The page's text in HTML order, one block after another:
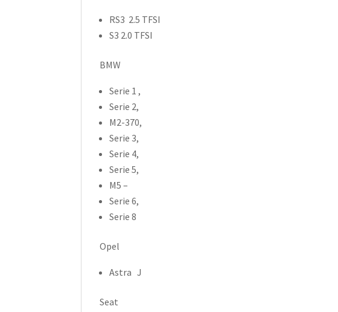
RS3 2.5 TFSI
S3 2.0 TFSI
BMW
Serie 1 ,
Serie 2,
M2-370,
Serie 3,
Serie 4,
Serie 5,
M5 –
Serie 6,
Serie 8
Opel
Astra J
Seat